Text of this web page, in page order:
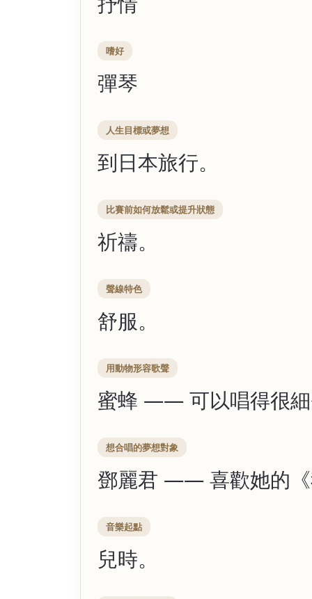
嗜好
彈琴
人生目標或夢想
到日本旅行。
比賽前如何放鬆或提升狀態
祈禱。
聲線特色
舒服。
用動物形容歌聲
蜜蜂 —— 可以唱得很
想合唱的夢想對象
鄧麗君 —— 喜歡她的《
音樂起點
兒時。